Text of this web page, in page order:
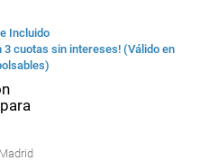
Incluido
3 cuotas sin intereses! (Válido en